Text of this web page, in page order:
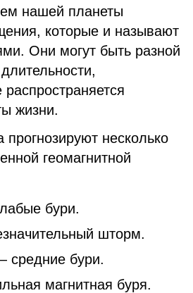
нашей планеты
которые и называют
Они могут быть разной
жизни.
несколько
геомагнитной
бури.
шторм.
средние бури.
магнитная буря.